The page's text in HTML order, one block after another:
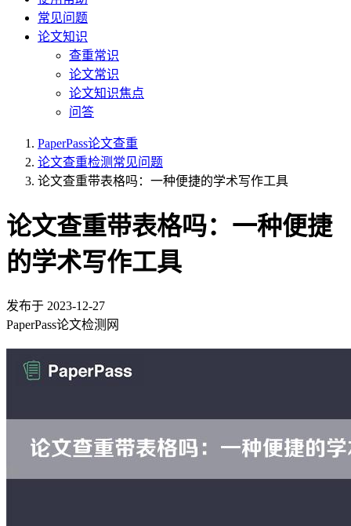
常见问题
论文知识
查重常识
论文常识
论文知识焦点
问答
PaperPass论文查重
论文查重检测常见问题
论文查重带表格吗：一种便捷的学术写作工具
论文查重带表格吗：一种便捷
的学术写作工具
发布于 2023-12-27
PaperPass论文检测网